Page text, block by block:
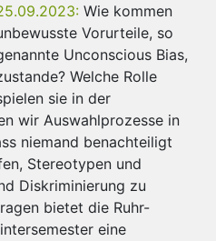
Wie kommen
Vorurteile, so
Unconscious Bias,
Welche Rolle
sie in der
wir Auswahlprozesse in
niemand benachteiligt
Stereotypen und
Diskriminierung zu
bietet die Ruhr-
eine